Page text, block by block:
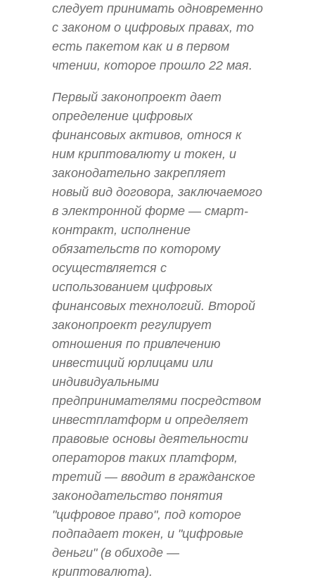
следует принимать одновременно
с законом о цифровых правах, то
есть пакетом как и в первом
чтении, которое прошло 22 мая.
Первый законопроект дает
определение цифровых
финансовых активов, относя к
ним криптовалюту и токен, и
законодательно закрепляет
новый вид договора, заключаемого
в электронной форме — смарт-
контракт, исполнение
обязательств по которому
осуществляется с
использованием цифровых
финансовых технологий. Второй
законопроект регулирует
отношения по привлечению
инвестиций юрлицами или
индивидуальными
предпринимателями посредством
инвестплатформ и определяет
правовые основы деятельности
операторов таких платформ,
третий — вводит в гражданское
законодательство понятия
"цифровое право", под которое
подпадает токен, и "цифровые
деньги" (в обиходе —
криптовалюта).